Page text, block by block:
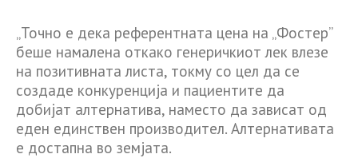
„Точно е дека референтната цена на „Фостер”
беше намалена откако генеричкиот лек влезе
на позитивната листа, токму со цел да се
создаде конкуренција и пациентите да
добијат алтернатива, наместо да зависат од
еден единствен производител. Алтернативата
е достапна во земјата.